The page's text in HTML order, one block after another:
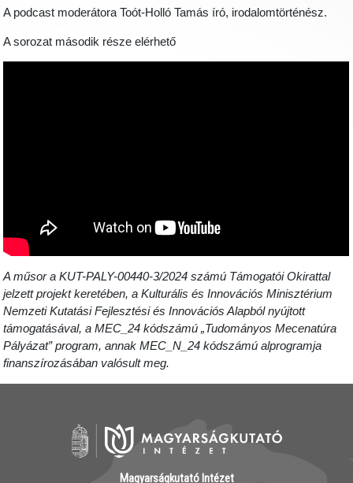
A podcast moderátora Toót-Holló Tamás író, irodalomtörténész.
A sorozat második része elérhető
A műsor a KUT-PALY-00440-3/2024 számú Támogatói Okirattal
jelzett projekt keretében, a Kulturális és Innovációs Minisztérium
Nemzeti Kutatási Fejlesztési és Innovációs Alapból nyújtott
támogatásával, a MEC_24 kódszámú „Tudományos Mecenatúra
Pályázat” program, annak MEC_N_24 kódszámú alprogramja
finanszírozásában valósult meg.
Magyarságkutató Intézet